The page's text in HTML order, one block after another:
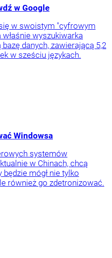
w Google
w swoistym "cyfrowym
właśnie wyszukiwarka
danych, zawierającą 5,2
w sześciu językach.
Windowsa
systemów
w Chinach, chcą
mógł nie tylko
również go zdetronizować.